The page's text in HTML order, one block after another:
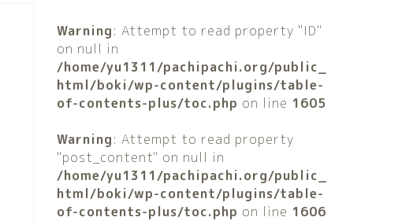
Warning: Attempt to read property "ID"
on null in
/home/yu1311/pachipachi.org/public_
html/boki/wp-content/plugins/table-
of-contents-plus/toc.php on line 1605
Warning: Attempt to read property
"post_content" on null in
/home/yu1311/pachipachi.org/public_
html/boki/wp-content/plugins/table-
of-contents-plus/toc.php on line 1606